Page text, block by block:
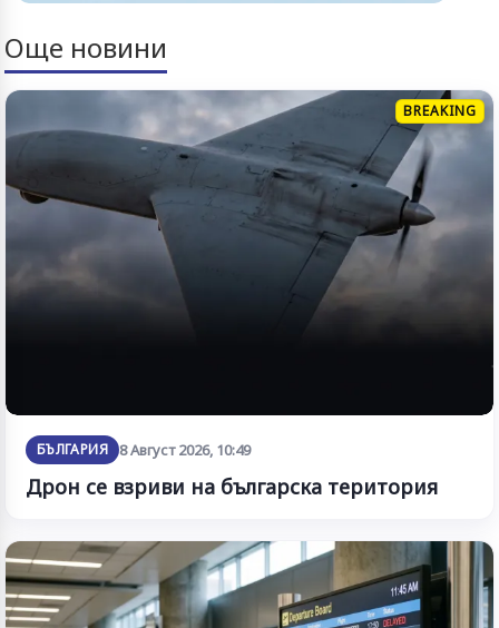
Още новини
BREAKING
БЪЛГАРИЯ 8 Август 2026, 10:49
Дрон се взриви на българска територия